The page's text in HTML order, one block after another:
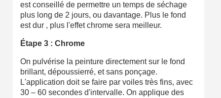
est conseillé de permettre un temps de séchage
plus long de 2 jours, ou davantage. Plus le fond
est dur , plus l'effet chrome sera meilleur.
Étape 3 : Chrome
On pulvérise la peinture directement sur le fond
brillant, dépoussierré, et sans ponçage.
L'application doit se faire par voiles très fins, avec
30 – 60 secondes d'intervalle. On applique des